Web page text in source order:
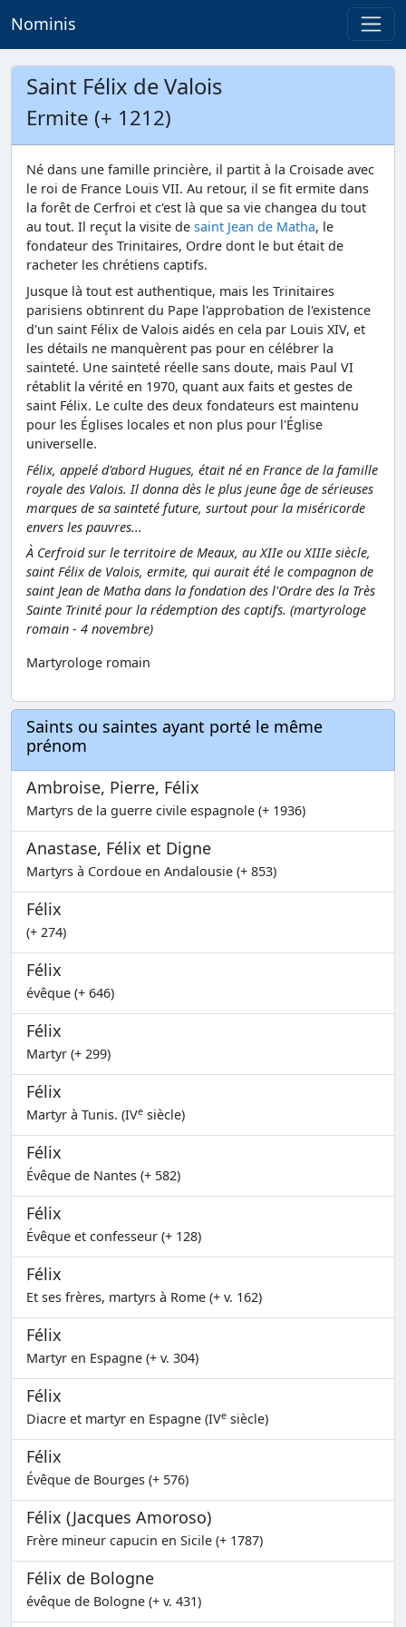
Nominis
Saint Félix de Valois
Ermite (+ 1212)
Né dans une famille princière, il partit à la Croisade avec
le roi de France Louis VII. Au retour, il se fit ermite dans
la forêt de Cerfroi et c'est là que sa vie changea du tout
au tout. Il reçut la visite de saint Jean de Matha, le
fondateur des Trinitaires, Ordre dont le but était de
racheter les chrétiens captifs.
Jusque là tout est authentique, mais les Trinitaires
parisiens obtinrent du Pape l'approbation de l'existence
d'un saint Félix de Valois aidés en cela par Louis XIV, et
les détails ne manquèrent pas pour en célébrer la
sainteté. Une sainteté réelle sans doute, mais Paul VI
rétablit la vérité en 1970, quant aux faits et gestes de
saint Félix. Le culte des deux fondateurs est maintenu
pour les Églises locales et non plus pour l'Église
universelle.
Félix, appelé d'abord Hugues, était né en France de la famille
royale des Valois. Il donna dès le plus jeune âge de sérieuses
marques de sa sainteté future, surtout pour la miséricorde
envers les pauvres...
À Cerfroid sur le territoire de Meaux, au XIIe ou XIIIe siècle,
saint Félix de Valois, ermite, qui aurait été le compagnon de
saint Jean de Matha dans la fondation des l'Ordre des la Très
Sainte Trinité pour la rédemption des captifs. (martyrologe
romain - 4 novembre)
Martyrologe romain
Saints ou saintes ayant porté le même
prénom
Ambroise, Pierre, Félix
Martyrs de la guerre civile espagnole (+ 1936)
Anastase, Félix et Digne
Martyrs à Cordoue en Andalousie (+ 853)
Félix
(+ 274)
Félix
évêque (+ 646)
Félix
Martyr (+ 299)
Félix
Martyr à Tunis. (IVe siècle)
Félix
Évêque de Nantes (+ 582)
Félix
Évêque et confesseur (+ 128)
Félix
Et ses frères, martyrs à Rome (+ v. 162)
Félix
Martyr en Espagne (+ v. 304)
Félix
Diacre et martyr en Espagne (IVe siècle)
Félix
Évêque de Bourges (+ 576)
Félix (Jacques Amoroso)
Frère mineur capucin en Sicile (+ 1787)
Félix de Bologne
évêque de Bologne (+ v. 431)